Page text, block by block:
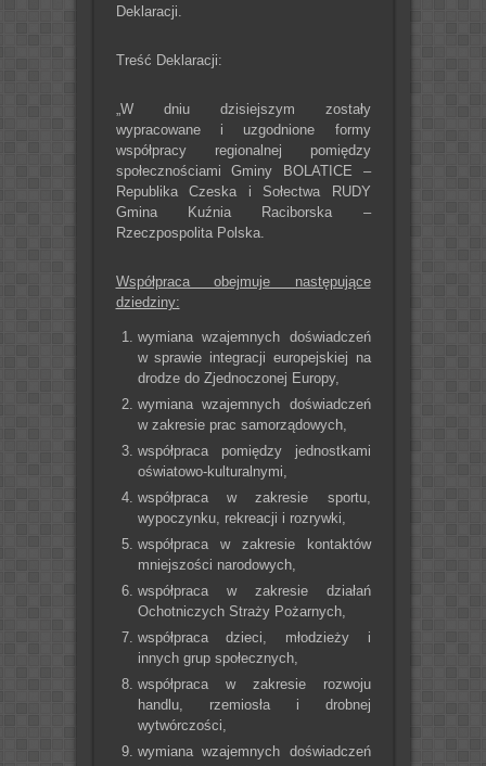
Deklaracji.
Treść Deklaracji:
„W dniu dzisiejszym zostały
wypracowane i uzgodnione formy
współpracy regionalnej pomiędzy
społecznościami Gminy BOLATICE –
Republika Czeska i Sołectwa RUDY
Gmina Kuźnia Raciborska –
Rzeczpospolita Polska.
Współpraca obejmuje następujące
dziedziny:
wymiana wzajemnych doświadczeń
w sprawie integracji europejskiej na
drodze do Zjednoczonej Europy,
wymiana wzajemnych doświadczeń
w zakresie prac samorządowych,
współpraca pomiędzy jednostkami
oświatowo-kulturalnymi,
współpraca w zakresie sportu,
wypoczynku, rekreacji i rozrywki,
współpraca w zakresie kontaktów
mniejszości narodowych,
współpraca w zakresie działań
Ochotniczych Straży Pożarnych,
współpraca dzieci, młodzieży i
innych grup społecznych,
współpraca w zakresie rozwoju
handlu, rzemiosła i drobnej
wytwórczości,
wymiana wzajemnych doświadczeń